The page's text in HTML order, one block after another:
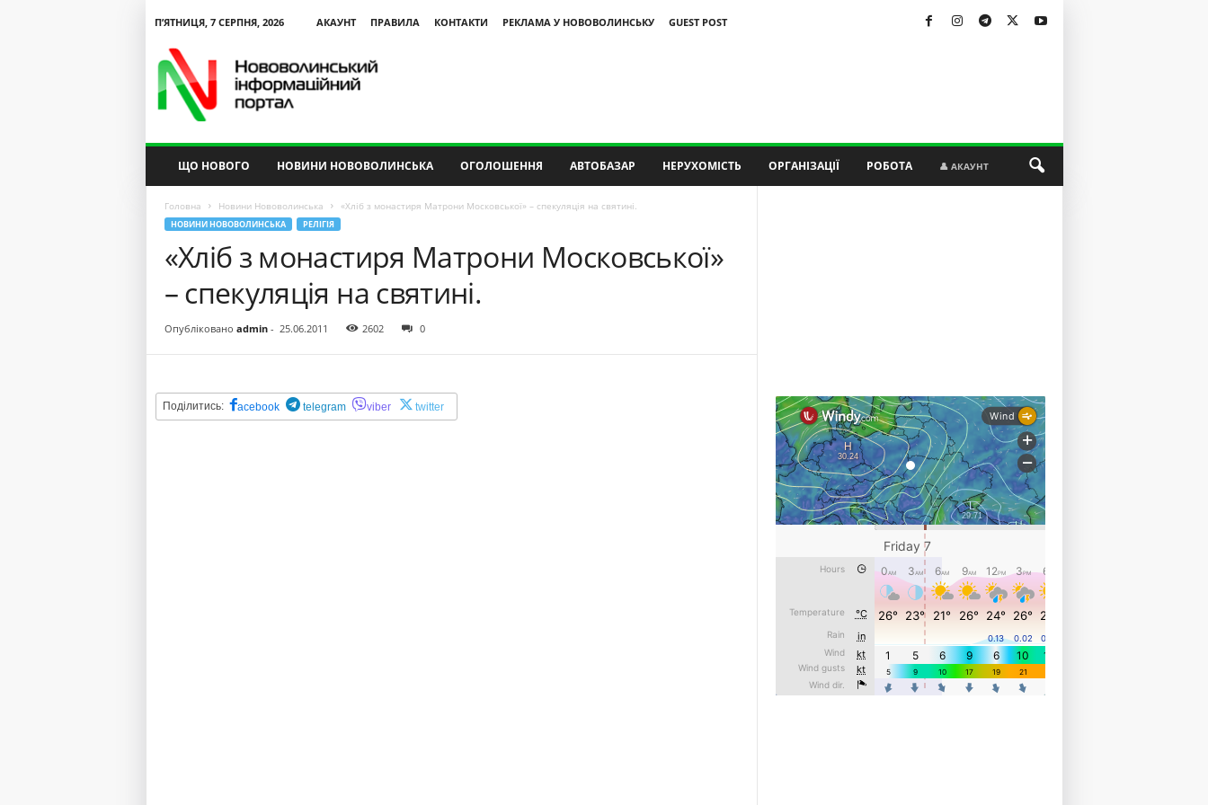
П’ЯТНИЦЯ, 7 СЕРПНЯ, 2026 АКАУНТ ПРАВИЛА КОНТАКТИ РЕКЛАМА У НОВОВОЛИНСЬКУ
GUEST POST
ЩО НОВОГО НОВИНИ НОВОВОЛИНСЬКА ОГОЛОШЕННЯ АВТОБАЗАР НЕРУХОМІСТЬ ОРГАНІЗАЦІЇ РОБОТА 👤 АКАУНТ
Головна Новини Нововолинська «Хліб з монастиря Матрони Московської» – спекуляція на святині.
НОВИНИ НОВОВОЛИНСЬКА РЕЛІГІЯ
«Хліб з монастиря Матрони Московської»
– спекуляція на святині.
Опубліковано admin- 25.06.2011 2602 0
Поділитись: acebook telegram viber twitter